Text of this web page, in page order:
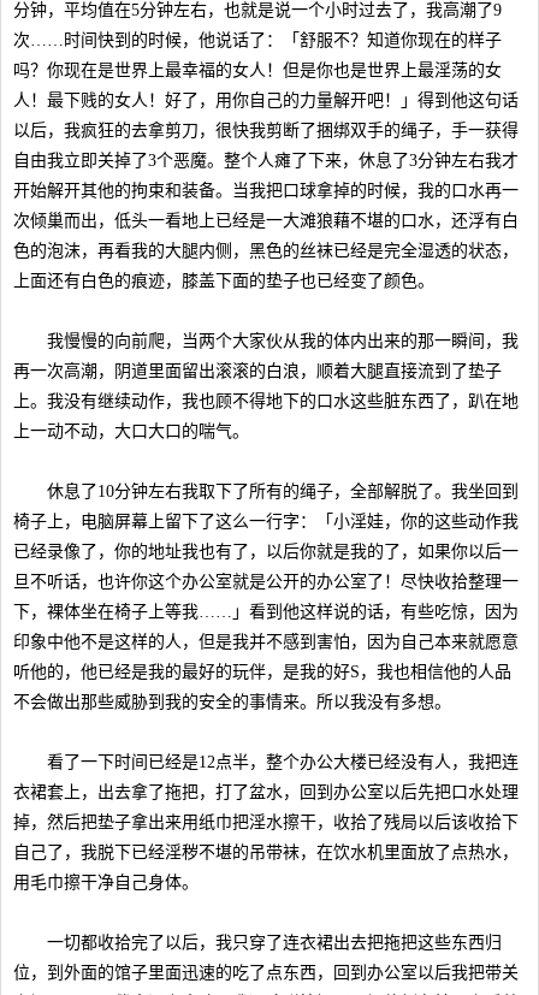
分钟，平均值在5分钟左右，也就是说一个小时过去了，我高潮了9
次……时间快到的时候，他说话了：「舒服不？知道你现在的样子
吗？你现在是世界上最幸福的女人！但是你也是世界上最淫荡的女
人！最下贱的女人！好了，用你自己的力量解开吧！」得到他这句话
以后，我疯狂的去拿剪刀，很快我剪断了捆绑双手的绳子，手一获得
自由我立即关掉了3个恶魔。整个人瘫了下来，休息了3分钟左右我才
开始解开其他的拘束和装备。当我把口球拿掉的时候，我的口水再一
次倾巢而出，低头一看地上已经是一大滩狼藉不堪的口水，还浮有白
色的泡沫，再看我的大腿内侧，黑色的丝袜已经是完全湿透的状态，
上面还有白色的痕迹，膝盖下面的垫子也已经变了颜色。
我慢慢的向前爬，当两个大家伙从我的体内出来的那一瞬间，我
再一次高潮，阴道里面留出滚滚的白浪，顺着大腿直接流到了垫子
上。我没有继续动作，我也顾不得地下的口水这些脏东西了，趴在地
上一动不动，大口大口的喘气。
休息了10分钟左右我取下了所有的绳子，全部解脱了。我坐回到
椅子上，电脑屏幕上留下了这么一行字：「小淫娃，你的这些动作我
已经录像了，你的地址我也有了，以后你就是我的了，如果你以后一
旦不听话，也许你这个办公室就是公开的办公室了！尽快收拾整理一
下，裸体坐在椅子上等我……」看到他这样说的话，有些吃惊，因为
印象中他不是这样的人，但是我并不感到害怕，因为自己本来就愿意
听他的，他已经是我的最好的玩伴，是我的好S，我也相信他的人品
不会做出那些威胁到我的安全的事情来。所以我没有多想。
看了一下时间已经是12点半，整个办公大楼已经没有人，我把连
衣裙套上，出去拿了拖把，打了盆水，回到办公室以后先把口水处理
掉，然后把垫子拿出来用纸巾把淫水擦干，收拾了残局以后该收拾下
自己了，我脱下已经淫秽不堪的吊带袜，在饮水机里面放了点热水，
用毛巾擦干净自己身体。
一切都收拾完了以后，我只穿了连衣裙出去把拖把这些东西归
位，到外面的馆子里面迅速的吃了点东西，回到办公室以后我把带关